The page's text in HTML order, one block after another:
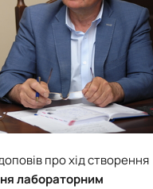
про хід створення
лабораторним